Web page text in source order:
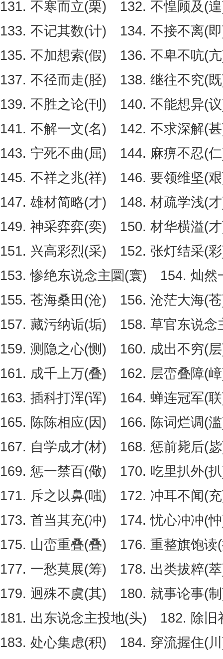
131. 不寒而立(栗) 132. 不惶顾及(
133. 不记其数(计) 134. 不接不离(
135. 不加想索(假) 136. 不卑不吭(
137. 不径而走(胫) 138. 继往不究(
139. 不胜之论(刊) 140. 不能想异(
141. 不解一文(名) 142. 不求深解(
143. 宁死不曲(屈) 144. 麻痹不忍(
145. 不祥之兆(祥) 146. 要领维坚(
147. 雄材简略(才) 148. 材疏学浅(
149. 神采弈弈(奕) 150. 材华横溢(
151. 兴高彩烈(采) 152. 张灯结采(
153. 惨绝东说念主圜(寰) 154. 灿然
155. 苍海桑田(沧) 156. 沧茫大海(
157. 藏污纳诟(垢) 158. 草官东说念
159. 测隐之心(恻) 160. 成出不穷(
161. 成千上万(叠) 162. 层峦叠障(
163. 插科打浑(诨) 164. 蝉连冠军(
165. 陈陈相应(因) 166. 陈词烂调(
167. 自学成才(材) 168. 惩前毙后(
169. 惩一禁百(儆) 170. 吃里扒外(
171. 斥之以鼻(嗤) 172. 冲耳不闻(
173. 首当其充(冲) 174. 忧心冲冲(
175. 山峦重叠(叠) 176. 重整旗饱读
177. 一愁莫展(筹) 178. 出类拔粹(
179. 迥殊不虞(其) 180. 就事论事(
181. 出东说念主投地(头) 182. 除旧
183. 处心集虑(积) 184. 穿流握住(